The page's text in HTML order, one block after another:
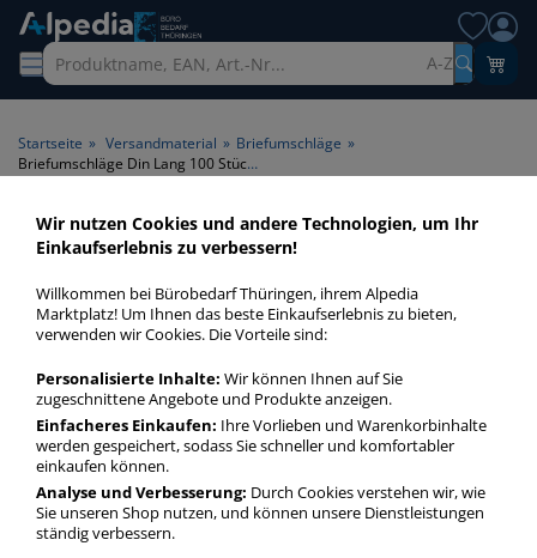
A-Z
Startseite » Versandmaterial » Briefumschläge »
Briefumschläge Din Lang 100 Stück mit Fenster
Briefumschläge Din Lang 100
Stück mit Fenster > Fenster
mit Fenster > Inhalt 100 Stück
Briefumschläge Din Lang mit Fenster 100 Stück in bester
Qualität zum günstigen Preis. Finden Sie schnell
Briefumschläge Din Lang mit Fenster 100 Stück mit unserer
Filter-Funktion.
Briefumschläge Din Lang 100 Stück mit Fenster
mehr Infos zur Kategorie
Wir nutzen Cookies und andere Technologien, um Ihr
Einkaufserlebnis zu verbessern!
Willkommen bei Bürobedarf Thüringen, ihrem Alpedia
Marktplatz! Um Ihnen das beste Einkaufserlebnis zu bieten,
verwenden wir Cookies. Die Vorteile sind:
Personalisierte Inhalte: Wir können Ihnen auf Sie
zugeschnittene Angebote und Produkte anzeigen.
Einfacheres Einkaufen: Ihre Vorlieben und Warenkorbinhalte
werden gespeichert, sodass Sie schneller und komfortabler
einkaufen können.
Analyse und Verbesserung: Durch Cookies verstehen wir, wie
Sie unseren Shop nutzen, und können unsere Dienstleistungen
ständig verbessern.